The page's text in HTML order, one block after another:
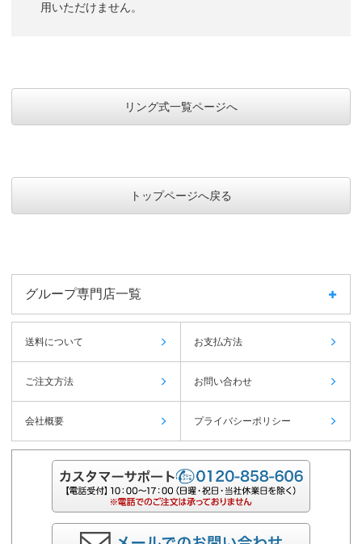
用いただけません。
リング式一覧ページへ
トップページへ戻る
グループ専門店一覧
送料について お支払方法
ご注文方法 お問い合わせ
会社概要 プライバシーポリシー